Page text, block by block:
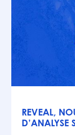
REVEAL,
D’ANALYSE